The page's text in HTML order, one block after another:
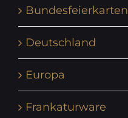
Bundesfeierkarten
Deutschland
Europa
Frankaturware